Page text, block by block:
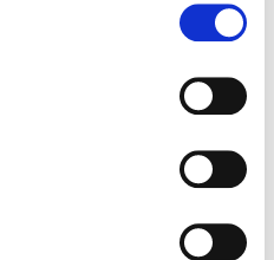
jest zawarta cena garażu.
a ostateczna
kredytu, jego koszty i
co do szacunkowego
zawarcia umowy kredytu
cenowe ustalane są